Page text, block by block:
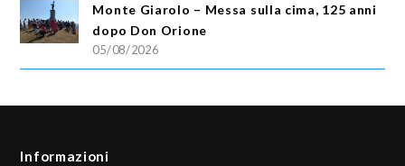
Monte Giarolo – Messa sulla cima, 125 anni
dopo Don Orione
05/08/2026
Informazioni